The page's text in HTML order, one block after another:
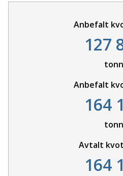
Anbefalt
127
tonn
Anbefalt
164
tonn
Avtalt
164